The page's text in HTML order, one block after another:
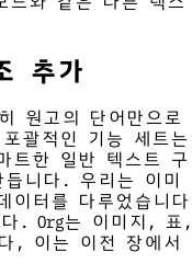
추가
원고의 단어만으로
괄적인 기능 세트는
트한 일반 텍스트 구
니다. 우리는 이미
이터를 다루었습니
. Org는 이미지, 표,
, 이는 이전 장에서